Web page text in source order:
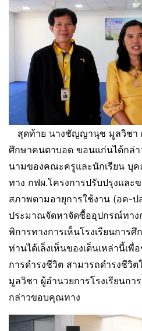
สุดท้าย นางชัญญานุช มูลวิชา
ศึกษาคนตาบอด ขอนแก่นได้กล่
นามของคณะครูและนักเรียน บุ
ทาง กฟผ.โครงการปรับปรุงและ
สภาพตามอายุการใช้งาน (อค-
ประมาณจัดหาจัดซื้ออุปกรณ์ทาง
พิการทางการเห็นโรงเรียนการ
ท่านได้เล็งเห็นของเด็นเหล่านี้เพื่
การดำรงชีวิต สามารถดำรงชีวิ
มูลวิชา ผู้อำนวยการโรงเรียนก
กล่าวขอบคุณทาง